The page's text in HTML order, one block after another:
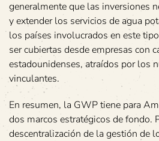
generalmente que las inversiones
y extender los servicios de agua
los países involucrados en este
ser cubiertas desde empresas con
estadounidenses, atraídos por los
vinculantes.
En resumen, la GWP tiene para
dos marcos estratégicos de fondo.
descentralización de la gestión de